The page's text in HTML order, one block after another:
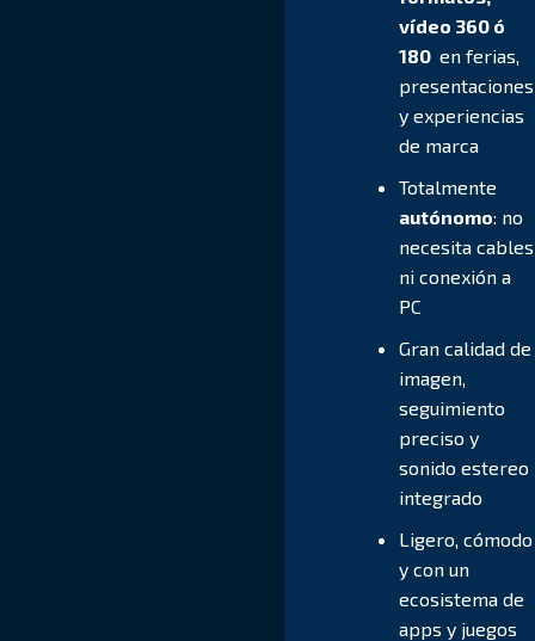
vídeo 360 ó
180 en ferias,
presentaciones
y experiencias
de marca
Totalmente
autónomo: no
necesita cables
ni conexión a
PC
Gran calidad de
imagen,
seguimiento
preciso y
sonido estereo
integrado
Ligero, cómodo
y con un
ecosistema de
apps y juegos